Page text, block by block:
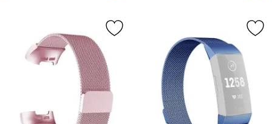
Markera milanese Loop Metall